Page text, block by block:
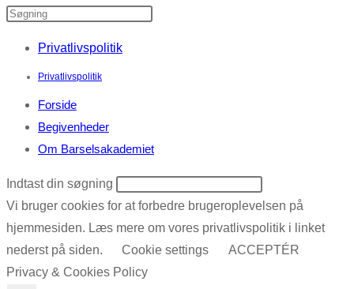
Privatlivspolitik
Privatlivspolitik
Forside
Begivenheder
Om Barselsakademiet
Indtast din søgning
Vi bruger cookies for at forbedre brugeroplevelsen på
hjemmesiden. Læs mere om vores privatlivspolitik i linket
nederst på siden.
Cookie settings
ACCEPTÉR
Privacy & Cookies Policy